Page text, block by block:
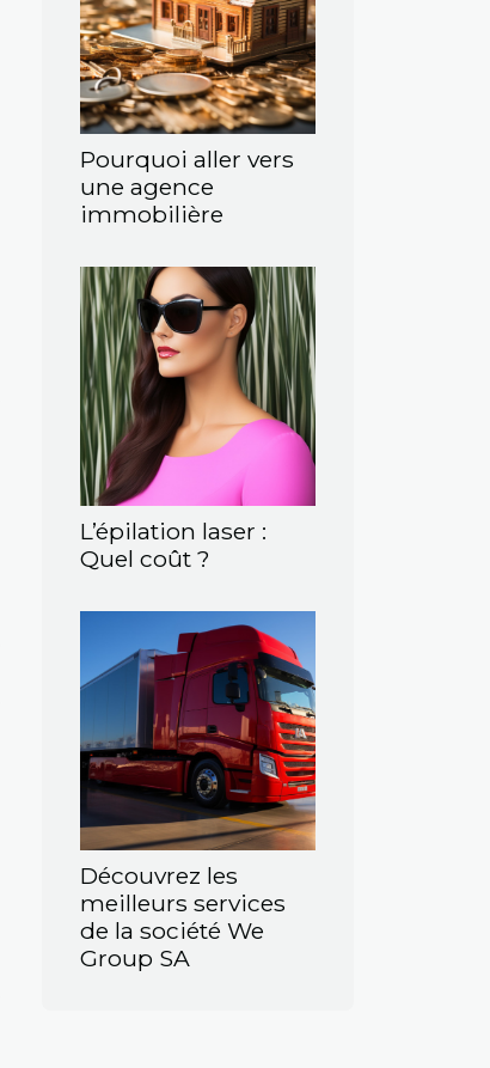
Pourquoi aller vers
une agence
immobilière
L’épilation laser :
Quel coût ?
Découvrez les
meilleurs services
de la société We
Group SA